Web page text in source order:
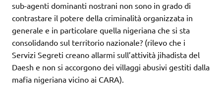
sub-agenti dominanti nostrani non sono in grado di
contrastare il potere della criminalità organizzata in
generale e in particolare quella nigeriana che si sta
consolidando sul territorio nazionale? (rilevo che i
Servizi Segreti creano allarmi sull’attività jihadista del
Daesh e non si accorgono dei villaggi abusivi gestiti dalla
mafia nigeriana vicino ai CARA).